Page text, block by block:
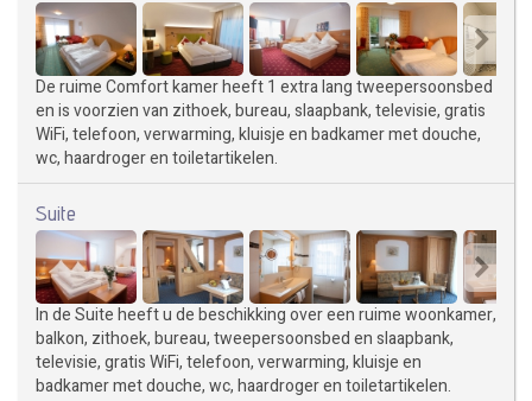
De ruime Comfort kamer heeft 1 extra lang tweepersoonsbed
en is voorzien van zithoek, bureau, slaapbank, televisie, gratis
WiFi, telefoon, verwarming, kluisje en badkamer met douche,
wc, haardroger en toiletartikelen.
Suite
In de Suite heeft u de beschikking over een ruime woonkamer,
balkon, zithoek, bureau, tweepersoonsbed en slaapbank,
televisie, gratis WiFi, telefoon, verwarming, kluisje en
badkamer met douche, wc, haardroger en toiletartikelen.